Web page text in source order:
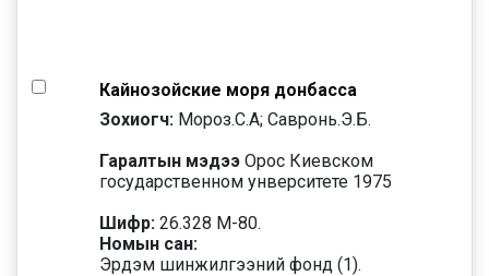
Кайнозойские моря донбасса
Зохиогч: Мороз.С.А; Савронь.Э.Б.
Гаралтын мэдээ Орос Киевском
государственном унверситете 1975
Шифр: 26.328 М-80.
Номын сан:
Эрдэм шинжилгээний фонд (1).